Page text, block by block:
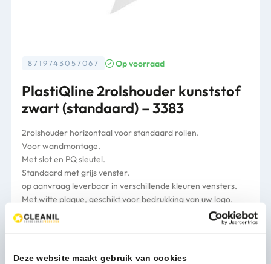
Deze website maakt gebruik van cookies
8719743057067 Op voorraad
PlastiQline 2rolshouder kunststof
zwart (standaard) – 3383
2rolshouder horizontaal voor standaard rollen.
Voor wandmontage.
Met slot en PQ sleutel.
Standaard met grijs venster.
op aanvraag leverbaar in verschillende kleuren vensters.
Met witte plaque, geschikt voor bedrukking van uw logo.
Universeel navulbaar.
Modulair systeem.
34,10(41,26 Incl. btw)